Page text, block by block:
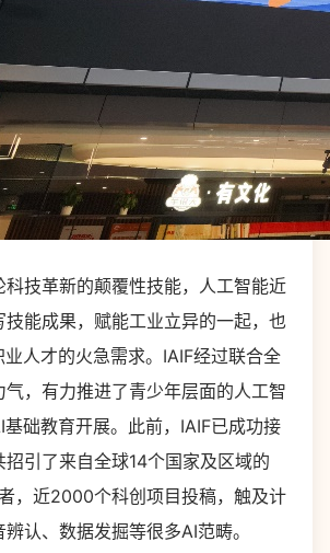
科技革新的颠覆性技能，人工智能近
能成果，赋能工业立异的一起，也
人才的火急需求。IAIF经过联合全
，有力推进了青少年层面的人工智
础教育开展。此前，IAIF已成功接
引了来自全球14个国家及区域的
，近2000个科创项目投稿，触及计
认、数据发掘等很多AI范畴。